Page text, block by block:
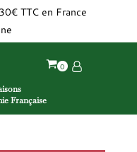
TTC en France
Française